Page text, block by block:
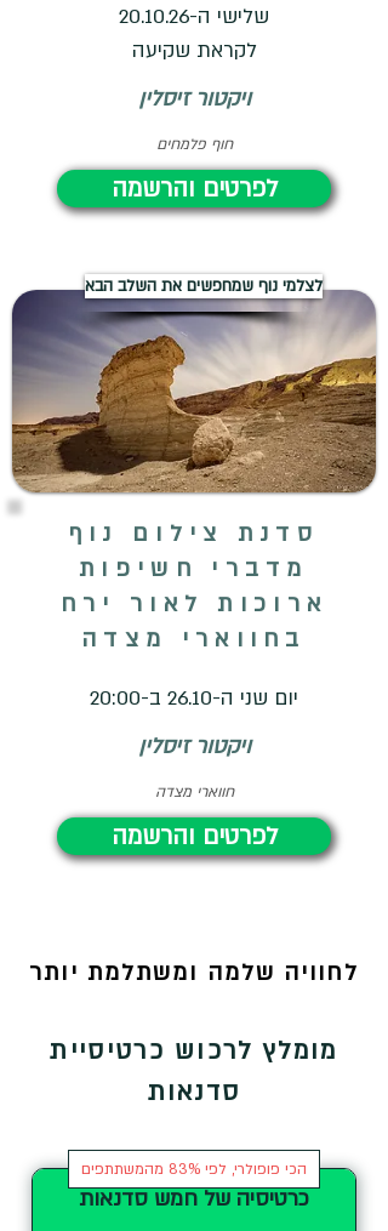
שלישי ה-20.10.26
לקראת שקיעה
ויקטור זיסלין
חוף פלמחים
לפרטים והרשמה
לצלמי נוף שמחפשים את השלב הבא
סדנת צילום נוף
מדברי חשיפות
ארוכות לאור ירח
בחווארי מצדה
יום שני ה-26.10 ב-20:00
ויקטור זיסלין
חווארי מצדה
לפרטים והרשמה
לחוויה שלמה ומשתלמת יותר
מומלץ לרכוש כרטיסיית
סדנאות
הכי פופולרי, לפי 83% מהמשתתפים
כרטיסיה של חמש סדנאות